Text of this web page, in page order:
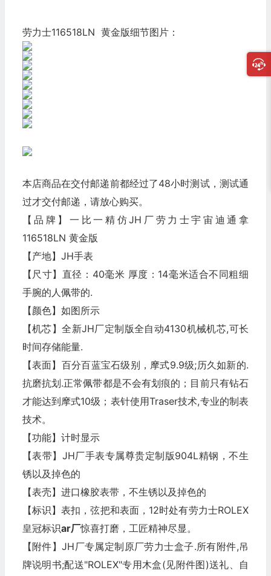
劳力士116518LN 黄金版细节图片：
本店商品在交付邮递前都经过了48小时测试，测试通
过才交付邮递，请放心购买。
【品牌】一比一精仿JH厂劳力士宇宙迪通拿
116518LN 黄金版
【产地】JH手表
【尺寸】直径：40毫米 厚度：14毫米适合不同粗细
手腕的人佩带的.
【颜色】如图所示
【机芯】全新JH厂定制版全自动4130机械机芯,可长
时间存储能量.
【表面】百分百蓝宝石级别，摩式9.9级;历久如新的.
抗磨抗划.正常佩带都是不会有划痕的；目前只有钻石
才能达到摩式10级；表针使用Traser技术,专业的制表
技术。
【功能】计时显示
【表带】JH厂手表专属尊贵定制版904L精钢，不生
锈以及掉色的
【表壳】进口橡胶表带，不生锈以及掉色的
【标识】表扣，弦把和表面，12时处有劳力士ROLEX
皇冠标识ar厂惊喜打磨，工匠精神尽显。
【附件】JH厂专属定制原厂劳力士盒子.所有附件,吊
牌说明书;配送"ROLEX"专用木盒(见附件图)送礼、自